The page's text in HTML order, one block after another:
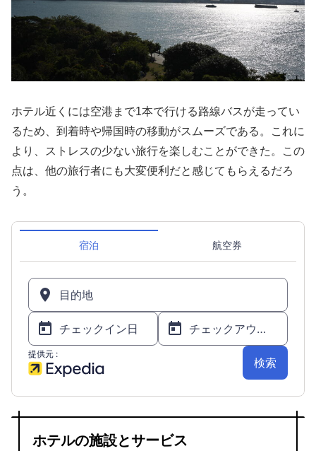
ホテル近くには空港まで1本で行ける路線バスが走ってい
るため、到着時や帰国時の移動がスムーズである。これに
より、ストレスの少ない旅行を楽しむことができた。この
点は、他の旅行者にも大変便利だと感じてもらえるだろ
う。
ホテルの施設とサービス